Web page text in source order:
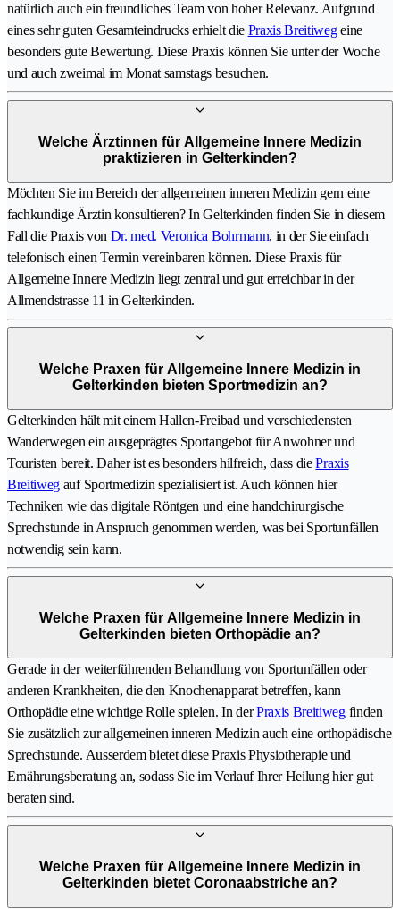
natürlich auch ein freundliches Team von hoher Relevanz. Aufgrund
eines sehr guten Gesamteindrucks erhielt die Praxis Breitiwegeine
besonders gute Bewertung. Diese Praxis können Sie unter der Woche
und auch zweimal im Monat samstags besuchen.
Welche Ärztinnen für Allgemeine Innere Medizin
praktizieren in Gelterkinden?
Möchten Sie im Bereich der allgemeinen inneren Medizin gern eine
fachkundige Ärztin konsultieren? In Gelterkinden finden Sie in diesem
Fall die Praxis von Dr. med. Veronica Bohrmann, in der Sie einfach
telefonisch einen Termin vereinbaren können. Diese Praxis für
Allgemeine Innere Medizin liegt zentral und gut erreichbar in der
Allmendstrasse 11 in Gelterkinden.
Welche Praxen für Allgemeine Innere Medizin in
Gelterkinden bieten Sportmedizin an?
Gelterkinden hält mit einem Hallen-Freibad und verschiedensten
Wanderwegen ein ausgeprägtes Sportangebot für Anwohner und
Touristen bereit. Daher ist es besonders hilfreich, dass diePraxis
Breitiweg auf Sportmedizin spezialisiert ist. Auch können hier
Techniken wie das digitale Röntgen und eine handchirurgische
Sprechstunde in Anspruch genommen werden, was bei Sportunfällen
notwendig sein kann.
Welche Praxen für Allgemeine Innere Medizin in
Gelterkinden bieten Orthopädie an?
Gerade in der weiterführenden Behandlung von Sportunfällen oder
anderen Krankheiten, die den Knochenapparat betreffen, kann
Orthopädie eine wichtige Rolle spielen. In derPraxis Breitiwegfinden
Sie zusätzlich zur allgemeinen inneren Medizin auch eine orthopädische
Sprechstunde. Ausserdem bietet diese Praxis Physiotherapie und
Ernährungsberatung an, sodass Sie im Verlauf Ihrer Heilung hier gut
beraten sind.
Welche Praxen für Allgemeine Innere Medizin in
Gelterkinden bietet Coronaabstriche an?